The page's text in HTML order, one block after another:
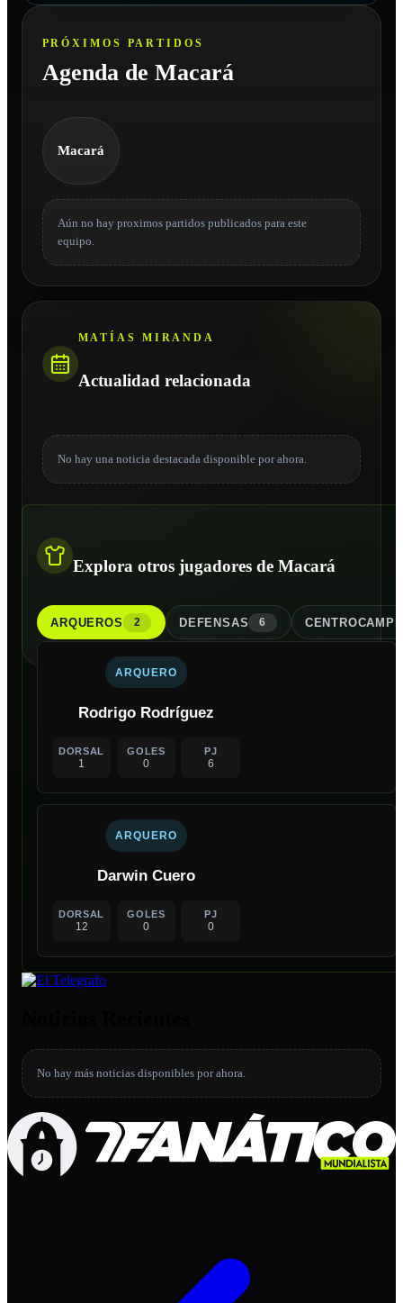
PRÓXIMOS PARTIDOS
Agenda de Macará
Macará
Aún no hay proximos partidos publicados para este
equipo.
MATÍAS MIRANDA
Actualidad relacionada
No hay una noticia destacada disponible por ahora.
Explora otros jugadores de Macará
ARQUEROS 2 DEFENSAS 6
ARQUERO
Rodrigo Rodríguez
DORSAL
1
GOLES
0
PJ
6
ARQUERO
Darwin Cuero
DORSAL
12
GOLES
0
PJ
0
No hay más noticias disponibles por ahora.